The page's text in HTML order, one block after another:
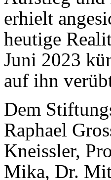
erhielt
heutige
Juni 2023
auf ihn
Dem
Raphael
Kneissler,
Mika, Dr.